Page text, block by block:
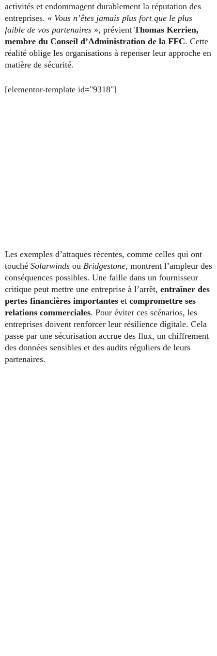
activités et endommagent durablement la réputation des
entreprises. « Vous n’êtes jamais plus fort que le plus
faible de vos partenaires », prévient Thomas Kerrien,
membre du Conseil d’Administration de la FFC. Cette
réalité oblige les organisations à repenser leur approche en
matière de sécurité.
[elementor-template id="9318"]
Les exemples d’attaques récentes, comme celles qui ont
touché Solarwinds ou Bridgestone, montrent l’ampleur des
conséquences possibles. Une faille dans un fournisseur
critique peut mettre une entreprise à l’arrêt, entraîner des
pertes financières importantes et compromettre ses
relations commerciales. Pour éviter ces scénarios, les
entreprises doivent renforcer leur résilience digitale. Cela
passe par une sécurisation accrue des flux, un chiffrement
des données sensibles et des audits réguliers de leurs
partenaires.